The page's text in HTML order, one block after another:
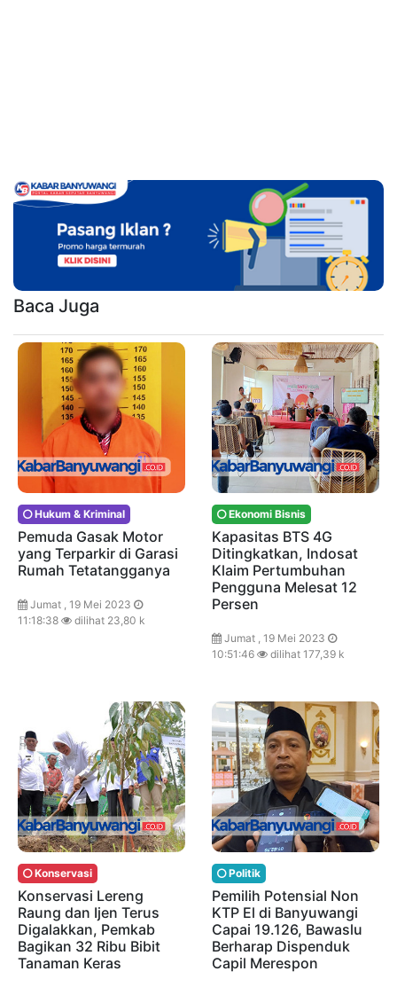
Baca Juga
Hukum & Kriminal
Pemuda Gasak Motor
yang Terparkir di Garasi
Rumah Tetatangganya
Jumat , 19 Mei 2023
11:18:38
dilihat 23,80 k
Ekonomi Bisnis
Kapasitas BTS 4G
Ditingkatkan, Indosat
Klaim Pertumbuhan
Pengguna Melesat 12
Persen
Jumat , 19 Mei 2023
10:51:46
dilihat 177,39 k
Konservasi
Konservasi Lereng
Raung dan Ijen Terus
Digalakkan, Pemkab
Bagikan 32 Ribu Bibit
Tanaman Keras
Politik
Pemilih Potensial Non
KTP El di Banyuwangi
Capai 19.126, Bawaslu
Berharap Dispenduk
Capil Merespon